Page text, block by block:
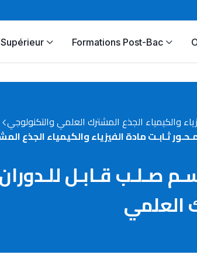
Formations Post-Bac
والكيمياء الجذع المشترك العلمي والتكنولوجي
تـوازن جـسـم صـلـب قـابـل
العلمي